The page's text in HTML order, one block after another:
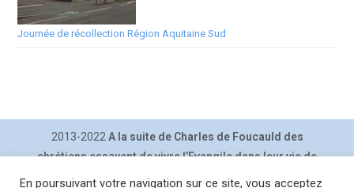
Journée de récollection Région Aquitaine Sud
2013-2022 A la suite de Charles de Foucauld des
chrétiens essayent de vivre l’Evangile dans leur vie de
tous les jours.
En poursuivant votre navigation sur ce site, vous acceptez